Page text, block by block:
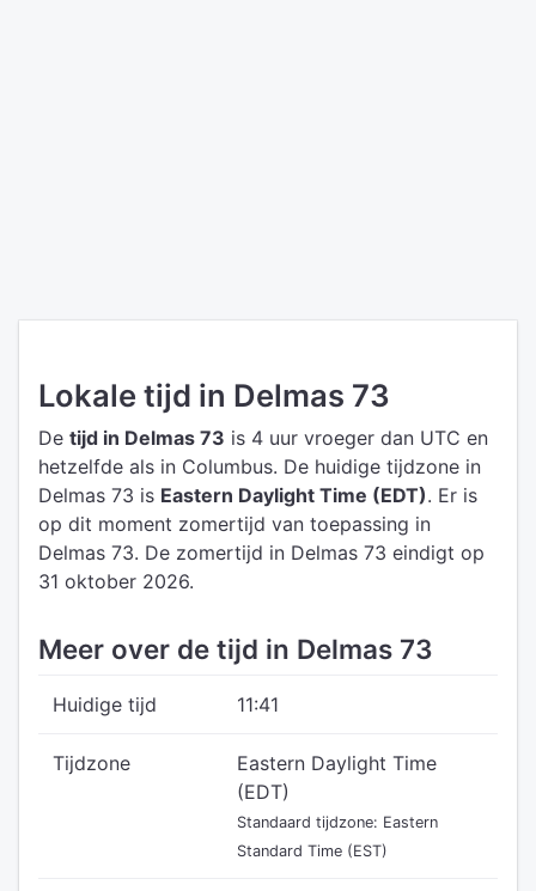
Lokale tijd in Delmas 73
De tijd in Delmas 73 is 4 uur vroeger dan UTC en
hetzelfde als in Columbus. De huidige tijdzone in
Delmas 73 is Eastern Daylight Time (EDT). Er is
op dit moment zomertijd van toepassing in
Delmas 73. De zomertijd in Delmas 73 eindigt op
31 oktober 2026.
Meer over de tijd in Delmas 73
Huidige tijd 11:41
Tijdzone
Eastern Daylight Time
(EDT)
Standaard tijdzone: Eastern
Standard Time (EST)